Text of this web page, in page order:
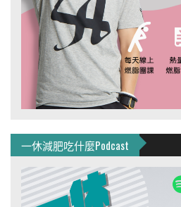
一休減肥吃什麼Podcast